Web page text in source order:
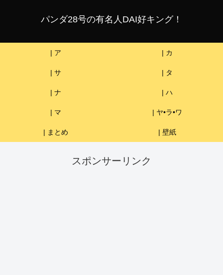
パンダ28号の有名人DAI好キング！
| ア | カ
| サ | タ
| ナ | ハ
| マ | ヤ•ラ•ワ
| まとめ | 壁紙
スポンサーリンク